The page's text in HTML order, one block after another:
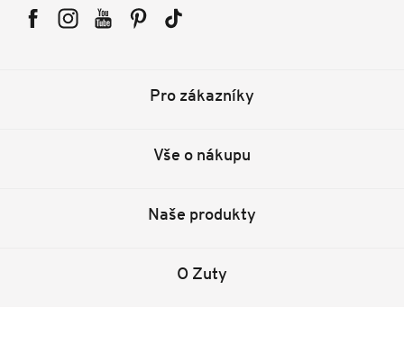
Pro zákazníky
Vše o nákupu
Naše produkty
O Zuty